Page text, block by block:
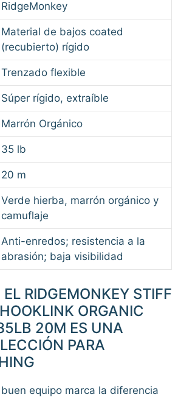
RidgeMonkey
Material de bajos coated
(recubierto) rígido
Trenzado flexible
Súper rígido, extraíble
Marrón Orgánico
35 lb
20 m
Verde hierba, marrón orgánico y
camuflaje
Anti-enredos; resistencia a la
abrasión; baja visibilidad
EL RIDGEMONKEY STIFF
ORGANIC
20M ES UNA
PARA
equipo marca la diferencia